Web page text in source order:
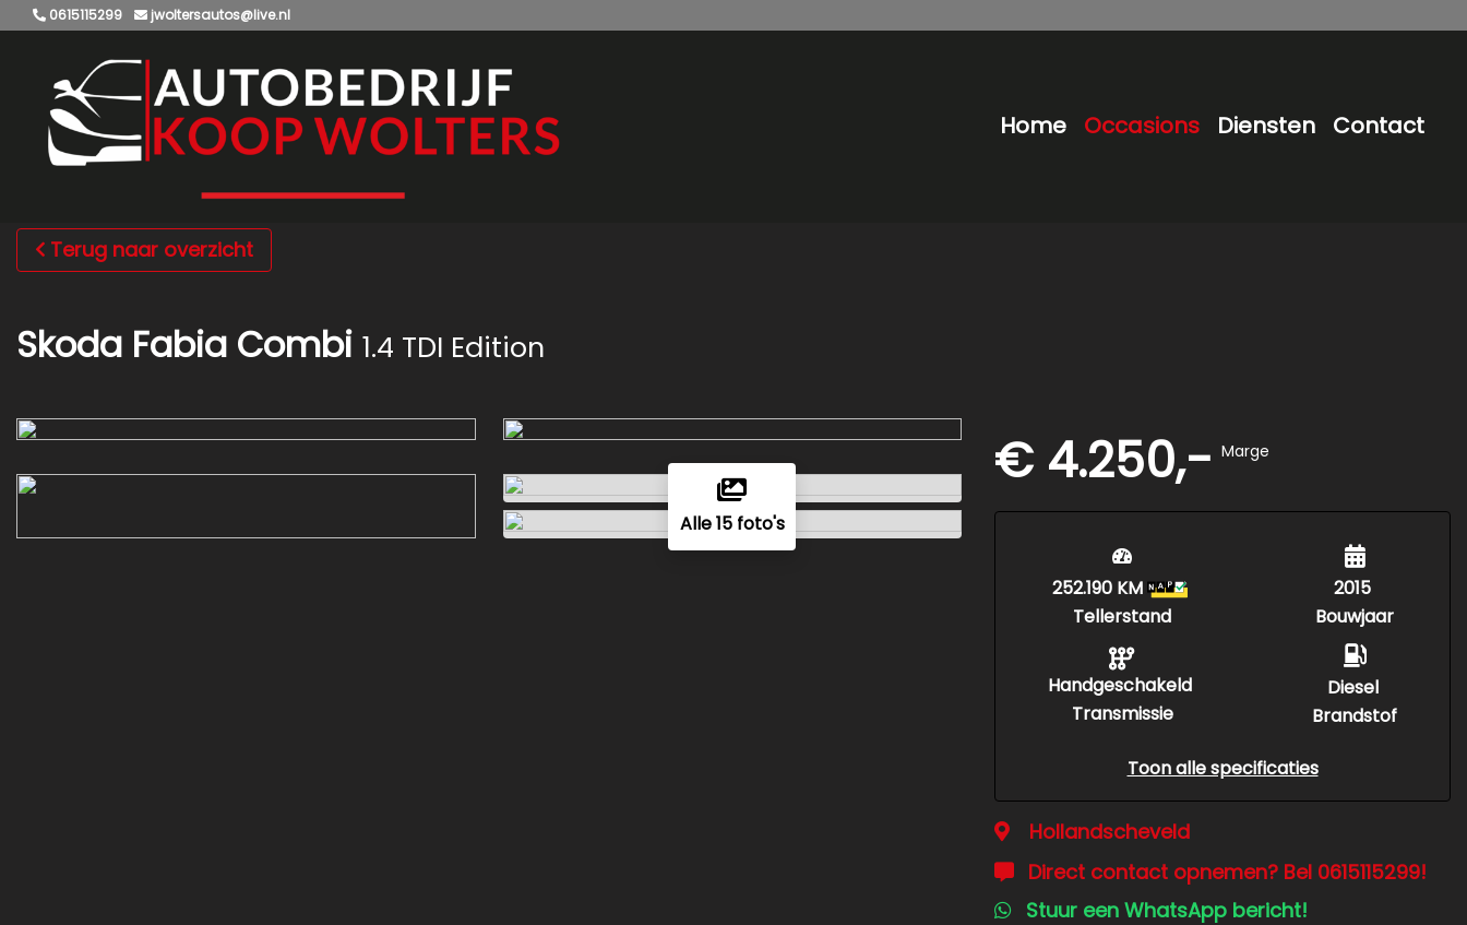
0615115299 jwoltersautos@live.nl
Home Occasions Diensten Contact
Terug naar overzicht
Skoda Fabia Combi 1.4 TDI Edition
Alle 15 foto's
€ 4.250,- Marge
252.190 KM
Tellerstand
Handgeschakeld
Transmissie
2015
Bouwjaar
Diesel
Brandstof
Toon alle specificaties
Hollandscheveld
Direct contact opnemen? Bel 0615115299!
Stuur een WhatsApp bericht!